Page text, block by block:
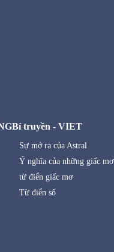
Bí truyền - VIET
Sự mở ra của Astral
Ý nghĩa của những giấc mơ
từ điển giấc mơ
Từ điển số